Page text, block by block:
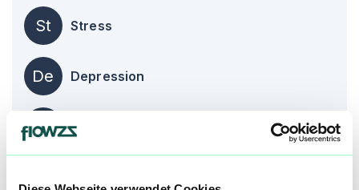
St Stress
De Depression
Ko Kopfschmerzen